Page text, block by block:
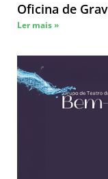
Oficina de
Ler mais »